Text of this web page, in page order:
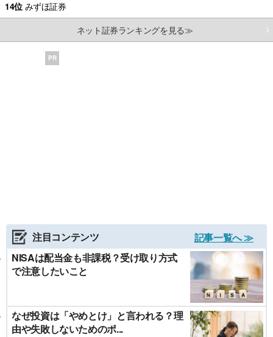
14位 みずほ証券
ネット証券ランキングを見る≫
PR
注目コンテンツ
記事一覧へ ≫
NISAは配当金も非課税？受け取り方式
で注意したいこと
なぜ投資は「やめとけ」と言われる？理
由や失敗しないためのポ...